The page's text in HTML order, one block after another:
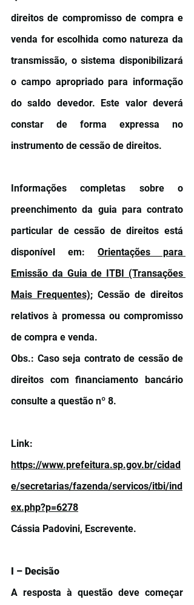
direitos de compromisso de compra e
venda for escolhida como natureza da
transmissão, o sistema disponibilizará
o campo apropriado para informação
do saldo devedor. Este valor deverá
constar de forma expressa no
instrumento de cessão de direitos.
Informações completas sobre o
preenchimento da guia para contrato
particular de cessão de direitos está
disponível em: Orientações para
Emissão da Guia de ITBI (Transações
Mais Frequentes); Cessão de direitos
relativos à promessa ou compromisso
de compra e venda.
Obs.: Caso seja contrato de cessão de
direitos com financiamento bancário
consulte a questão nº 8.
https://www.prefeitura.sp.gov.br/cidad
e/secretarias/fazenda/servicos/itbi/ind
ex.php?p=6278
Cássia Padovini, Escrevente.
I – Decisão
A resposta à questão deve começar